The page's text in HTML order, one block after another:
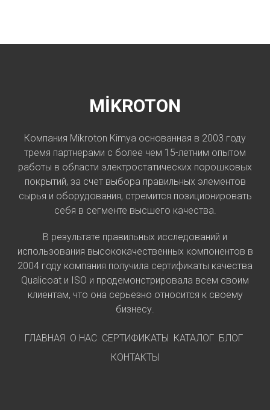
MİKROTON
Компания Mikroton Kimya основанная в 2003 году
тремя партнерами с более чем 15-летним опытом
работы в области электростатических порошковых
покрытий, за счет выбора правильных элементов
сырья и оборудования, стремится позиционировать
себя в сегменте высшего качества.
В результате правильных исследований и
использования высококачественных компонентов в
2004 году компания получила сертификаты качества
Qualicoat и ISO и продемонстрировала всем своим
клиентам, что она серьезно относится к своему
бизнесу.
ГЛАВНАЯ О НАС СЕРТИФИКАТЫ КАТАЛОГ БЛОГ
КОНТАКТЫ